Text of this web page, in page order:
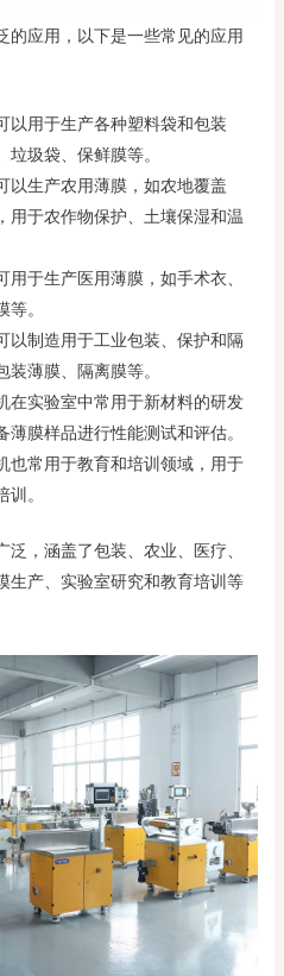
的应用，以下是一些常见的应用
以用于生产各种塑料袋和包装
圾袋、保鲜膜等。
以生产农用薄膜，如农地覆盖
用于农作物保护、土壤保湿和温
用于生产医用薄膜，如手术衣、
。
以制造用于工业包装、保护和隔
薄膜、隔离膜等。
在实验室中常用于新材料的研发
膜样品进行性能测试和评估。
也常用于教育和培训领域，用于
。
，涵盖了包装、农业、医疗、
生产、实验室研究和教育培训等